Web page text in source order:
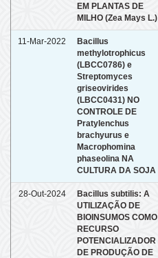
EM PLANTAS DE
MILHO (Zea Mays L.)
11-Mar-2022
Bacillus
methylotrophicus
(LBCC0786) e
Streptomyces
griseovirides
(LBCC0431) NO
CONTROLE DE
Pratylenchus
brachyurus e
Macrophomina
phaseolina NA
CULTURA DA SOJA
28-Out-2024
Bacillus subtilis: A
UTILIZAÇÃO DE
BIOINSUMOS COMO
RECURSO
POTENCIALIZADOR
DE PRODUÇÃO DE